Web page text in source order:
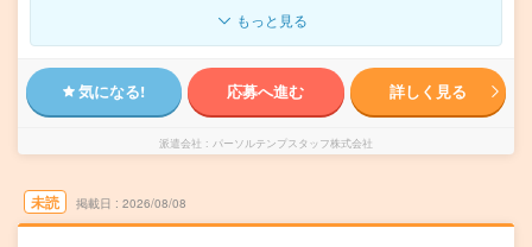
もっと見る
気になる! 応募へ進む 詳しく見る
派遣会社 パーソルテンプスタッフ株式会社
未読 掲載日 2026/08/08